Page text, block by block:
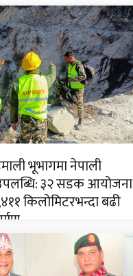
भूभागमा नेपाली
३२ सडक आयोजना
किलोमिटरभन्दा बढी